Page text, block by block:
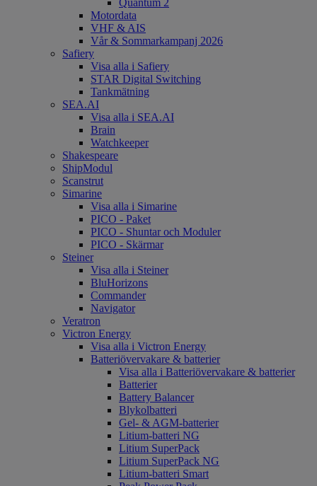
Motordata
VHF & AIS
Vår & Sommarkampanj 2026
Safiery
Visa alla i Safiery
STAR Digital Switching
Tankmätning
SEA.AI
Visa alla i SEA.AI
Brain
Watchkeeper
Shakespeare
ShipModul
Scanstrut
Simarine
Visa alla i Simarine
PICO - Paket
PICO - Shuntar och Moduler
PICO - Skärmar
Steiner
Visa alla i Steiner
BluHorizons
Commander
Navigator
Veratron
Victron Energy
Visa alla i Victron Energy
Batteriövervakare & batterier
Visa alla i Batteriövervakare & batterier
Batterier
Battery Balancer
Blykolbatteri
Gel- & AGM-batterier
Litium-batteri NG
Litium SuperPack
Litium SuperPack NG
Litium-batteri Smart